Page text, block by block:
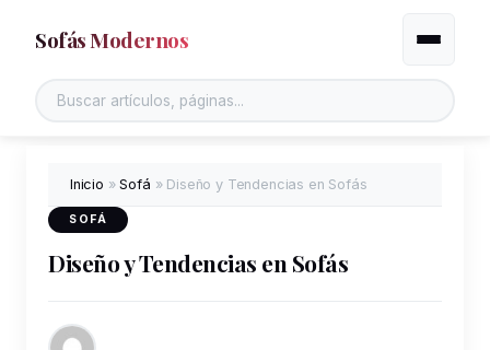
Sofás Modernos Alternar
Inicio »Sofá » Diseño y Tendencias en Sofás
SOFÁ
Diseño y Tendencias en Sofás